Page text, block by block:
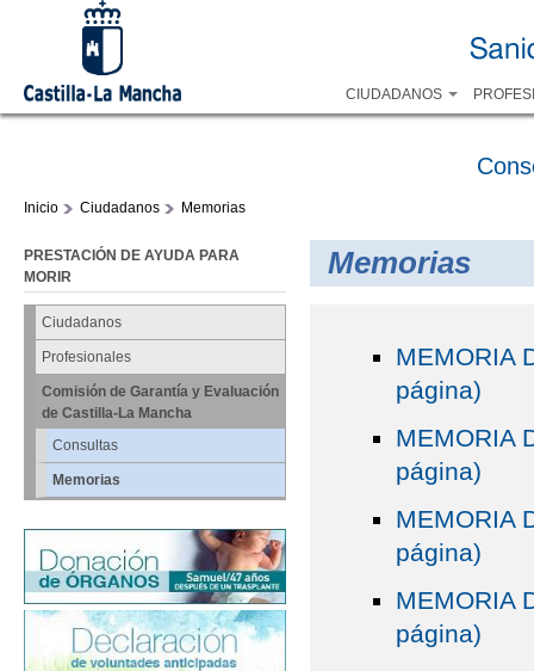
CIUDADANOS
Inicio Ciudadanos Memorias
PRESTACIÓN DE AYUDA PARA
MORIR
Ciudadanos
Profesionales
Comisión de Garantía y Evaluación
de Castilla-La Mancha
Consultas
Memorias
Memorias
MEMORIA
página)
MEMORIA
página)
MEMORIA
página)
MEMORIA
página)